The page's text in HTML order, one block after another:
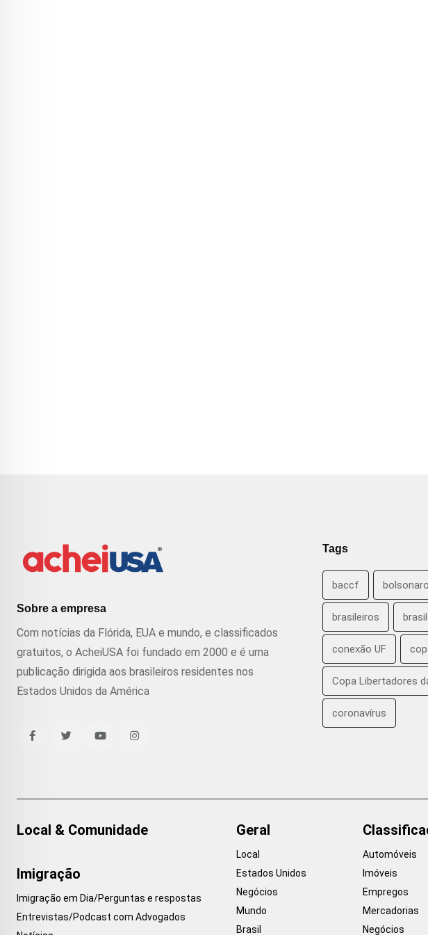
Sobre a empresa
Com notícias da Flórida, EUA e mundo, e classificados
gratuitos, o AcheiUSA foi fundado em 2000 e é uma
publicação dirigida aos brasileiros residentes nos
Estados Unidos da América
Tags
baccf bolsonaro
brasileiros
conexão UF
Copa Libertadores
coronavírus
Local & Comunidade
Imigração
Imigração em Dia/Perguntas e respostas
Entrevistas/Podcast com Advogados
Geral
Local
Estados Unidos
Negócios
Mundo
Brasil
Automóveis
Imóveis
Empregos
Mercadorias
Negócios